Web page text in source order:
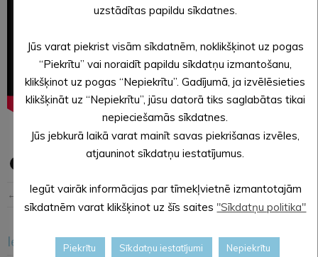
← Iepriekšējā ziņa Nākošā ziņa →
Iesakām arī šo
uzstādītas papildu sīkdatnes.
Jūs varat piekrist visām sīkdatnēm, noklikšķinot uz pogas
“Piekrītu” vai noraidīt papildu sīkdatņu izmantošanu,
klikšķinot uz pogas “Nepiekrītu”. Gadījumā, ja izvēlēsieties
klikšķināt uz “Nepiekrītu”, jūsu datorā tiks saglabātas tikai
nepieciešamās sīkdatnes.
Jūs jebkurā laikā varat mainīt savas piekrišanas izvēles,
atjauninot sīkdatņu iestatījumus.
Iegūt vairāk informācijas par tīmekļvietnē izmantotajām
sīkdatnēm varat klikšķinot uz šīs saites "Sīkdatņu politika"
Piekrītu Sīkdatņu iestatījumi Nepiekrītu